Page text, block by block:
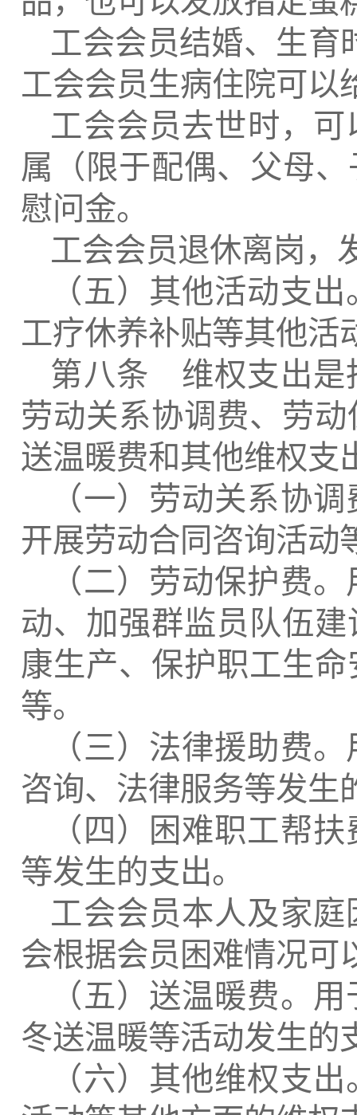
工会会员结婚、生育
工会会员生病住院可以
工会会员去世时，
属（限于配偶、父母
慰问金。
工会会员退休离岗，
（五）其他活动支
工疗休养补贴等其他活
第八条 维权支出是
劳动关系协调费、劳
送温暖费和其他维权支
（一）劳动关系协
开展劳动合同咨询活动
（二）劳动保护费
动、加强群监员队伍
康生产、保护职工生
等。
（三）法律援助费
咨询、法律服务等发生
（四）困难职工帮
等发生的支出。
工会会员本人及家
会根据会员困难情况可
（五）送温暖费。
冬送温暖等活动发生的
（六）其他维权支